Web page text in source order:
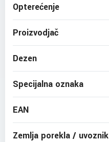
Opterećenje
Proizvodjač
Dezen
Specijalna oznaka
EAN
Zemlja porekla / uvoznik